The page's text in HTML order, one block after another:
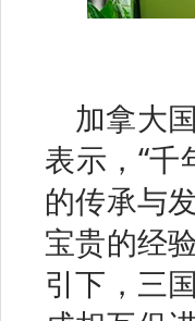
加拿大
表示，“
的传承与
宝贵的经
引下，三